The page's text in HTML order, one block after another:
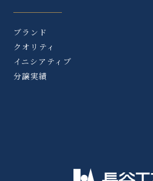
【速報】おかげさまで、
BEING PROJECT」は、＜
しました。
ブランド
クオリティ
イニシアティブ
分譲実績